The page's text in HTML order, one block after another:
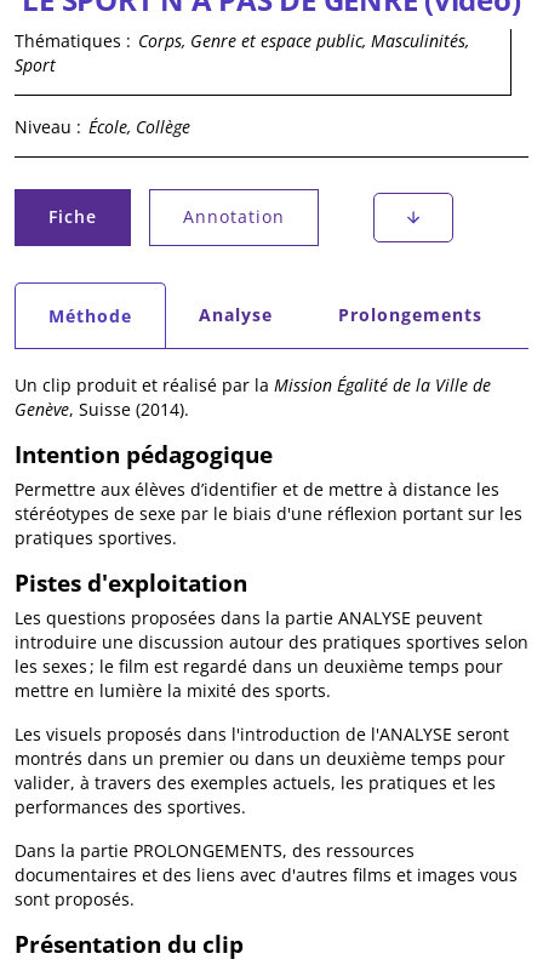
Thématiques : Corps, Genre et espace public, Masculinités,
Sport
Niveau : École, Collège
Onglets principaux
Fiche
(onglet actif) Annotation
Onglets secondaires
Méthode
(onglet actif) Analyse Prolongements
Un clip produit et réalisé par la Mission Égalité de la Ville de
Genève, Suisse (2014).
Intention pédagogique
Permettre aux élèves d’identifier et de mettre à distance les
stéréotypes de sexe par le biais d'une réflexion portant sur les
pratiques sportives.
Pistes d'exploitation
Les questions proposées dans la partie ANALYSE peuvent
introduire une discussion autour des pratiques sportives selon
les sexes ; le film est regardé dans un deuxième temps pour
mettre en lumière la mixité des sports.
Les visuels proposés dans l'introduction de l'ANALYSE seront
montrés dans un premier ou dans un deuxième temps pour
valider, à travers des exemples actuels, les pratiques et les
performances des sportives.
Dans la partie PROLONGEMENTS, des ressources
documentaires et des liens avec d'autres films et images vous
sont proposés.
Présentation du clip